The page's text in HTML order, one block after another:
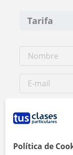
Tarifa
Política de